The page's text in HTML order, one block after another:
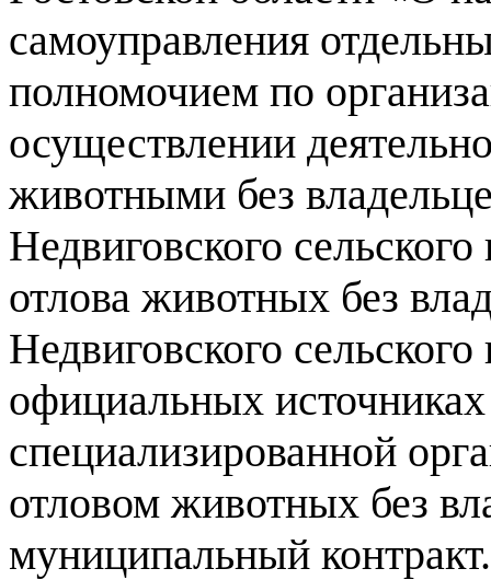
самоуправления
полномочием по
осуществлении
животными без
Недвиговского
отлова животных без
Недвиговского
официальных
специализированной
отловом животных без
муниципальный контракт.